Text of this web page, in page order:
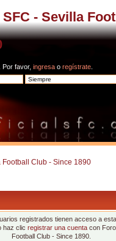
- Sevilla
. Por favor, ingresa o regístrate
Football Club - Since 1890
registrados tienen acceso a
haz clic registrar una cuentacon Foro
Football Club - Since 1890.